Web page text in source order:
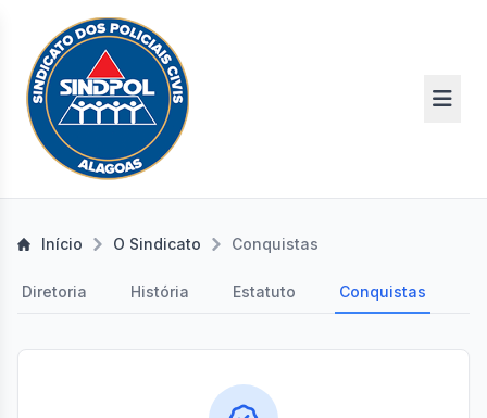
Início O Sindicato Conquistas
Diretoria História Estatuto Conquistas